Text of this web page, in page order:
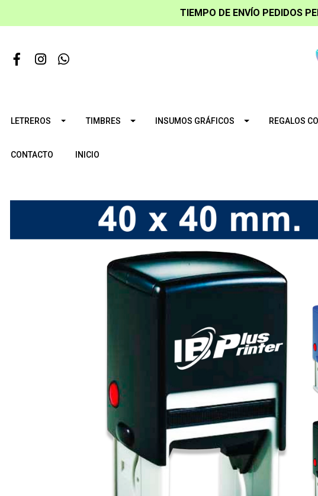
TIEMPO DE ENVÍO PEDIDOS
LETREROS TIMBRES INSUMOS GRÁFICOS REGALOS
CONTACTO INICIO